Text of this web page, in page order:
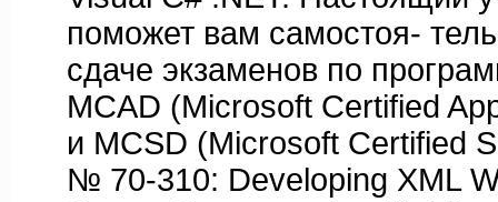
поможет вам самостоя-
сдаче экзаменов по
MCAD (Microsoft Certified
и MCSD (Microsoft Certified
№ 70-310: Developing XML